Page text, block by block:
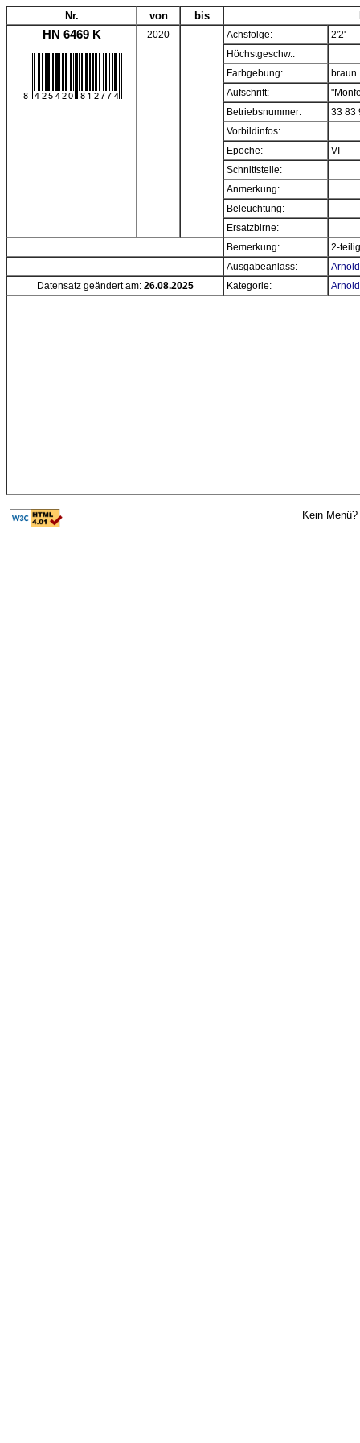
Nr. von bis
HN 6469 K 2020 Achsfolge:
2'2'
Höchstgeschw.:
Farbgebung:
braun
Aufschrift:
Betriebsnummer:
33 83
Vorbildinfos:
Epoche:
VI
Schnittstelle:
Anmerkung:
Beleuchtung:
Ersatzbirne:
Bemerkung:
2-
Ausgabeanlass:
Datensatz geändert am: 26.08.2025 Kategorie:
Kein